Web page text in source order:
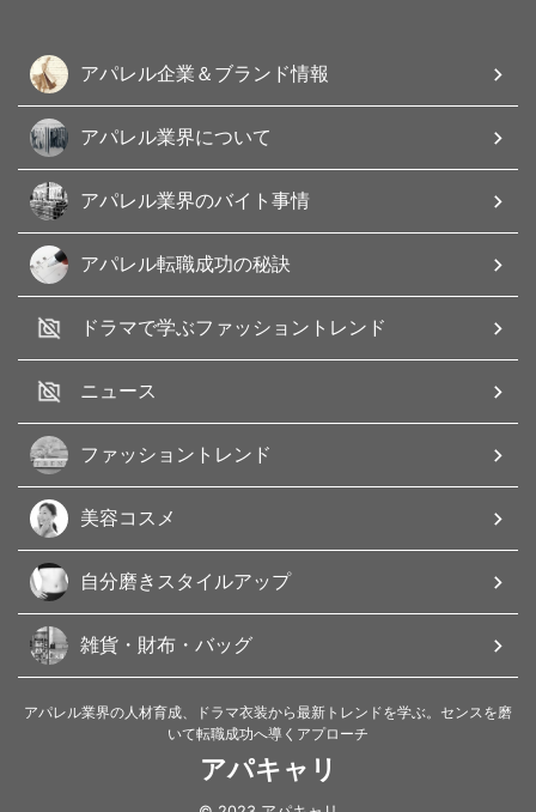
アパレル企業＆ブランド情報
アパレル業界について
アパレル業界のバイト事情
アパレル転職成功の秘訣
ドラマで学ぶファッショントレンド
ニュース
ファッショントレンド
美容コスメ
自分磨きスタイルアップ
雑貨・財布・バッグ
アパレル業界の人材育成、ドラマ衣装から最新トレンドを学ぶ。センスを磨
いて転職成功へ導くアプローチ
アパキャリ